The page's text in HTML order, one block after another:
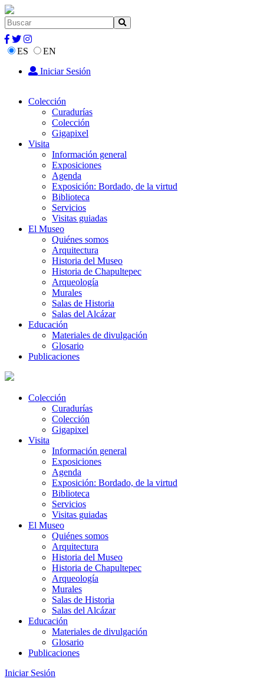
ES
EN
Iniciar Sesión
Colección
Curadurías
Colección
Gigapixel
Visita
Información general
Exposiciones
Agenda
Exposición: Bordado, de la virtud
Biblioteca
Servicios
Visitas guiadas
El Museo
Quiénes somos
Arquitectura
Historia del Museo
Historia de Chapultepec
Arqueología
Murales
Salas de Historia
Salas del Alcázar
Educación
Materiales de divulgación
Glosario
Publicaciones
Colección
Curadurías
Colección
Gigapixel
Visita
Información general
Exposiciones
Agenda
Exposición: Bordado, de la virtud
Biblioteca
Servicios
Visitas guiadas
El Museo
Quiénes somos
Arquitectura
Historia del Museo
Historia de Chapultepec
Arqueología
Murales
Salas de Historia
Salas del Alcázar
Educación
Materiales de divulgación
Glosario
Publicaciones
Iniciar Sesión